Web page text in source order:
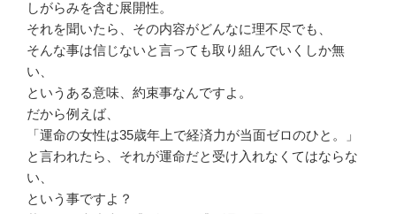
しがらみを含む展開性。
それを聞いたら、その内容がどんなに理不尽でも、
そんな事は信じないと言っても取り組んでいくしか無
い、
というある意味、約束事なんですよ。
だから例えば、
「運命の女性は35歳年上で経済力が当面ゼロのひと。」
と言われたら、それが運命だと受け入れなくてはならな
い、
という事ですよ？